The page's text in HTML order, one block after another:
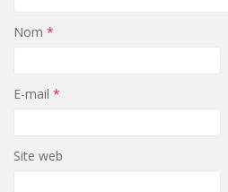
Nom *
E-mail *
Site web